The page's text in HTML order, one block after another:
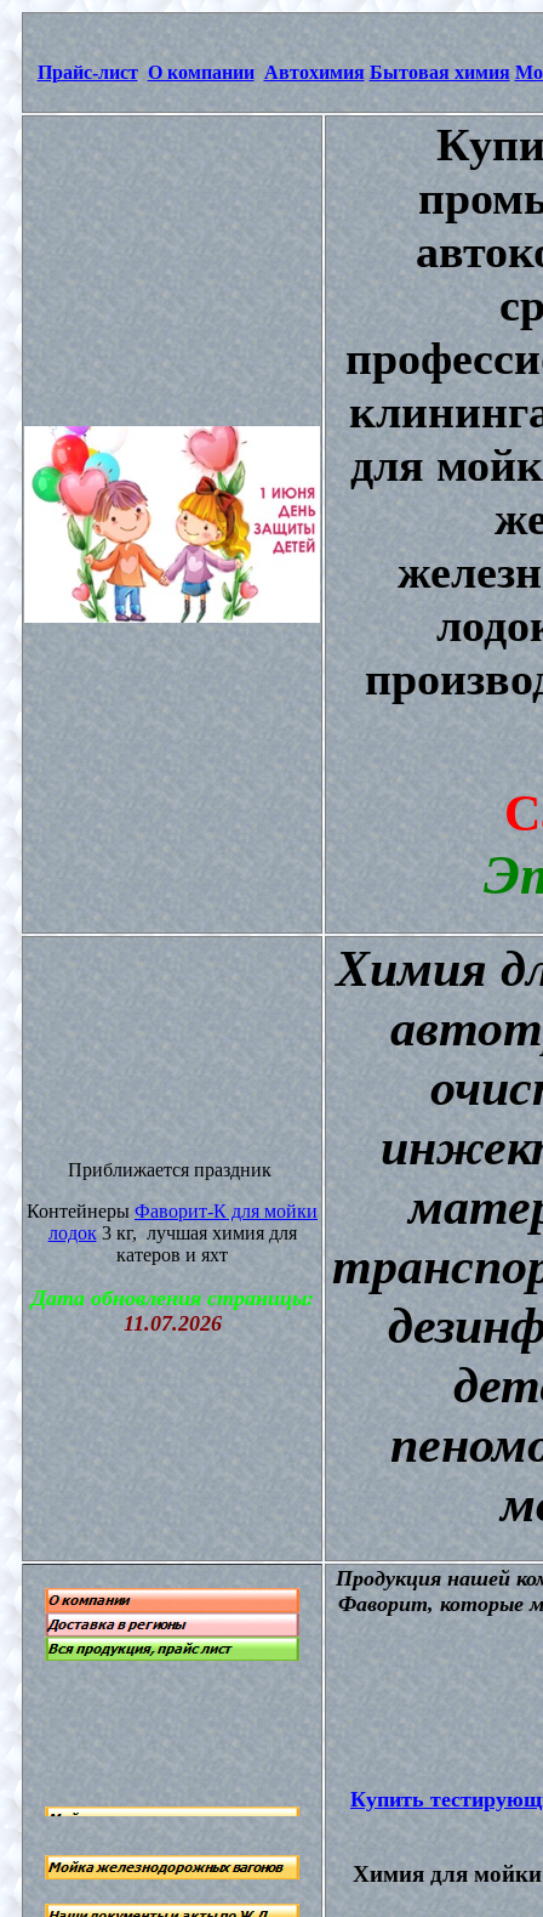
Прайс-лист О компании Автохимия Бытовая химия
для
Приближается праздник
Контейнеры Фаворит-К для мойки
лодок3 кг, лучшая химия для
катеров и яхт
Дата обновления страницы:
11.07.2026
Химия
Продукция нашей
Фаворит, которые
Купить
Химия для мойки